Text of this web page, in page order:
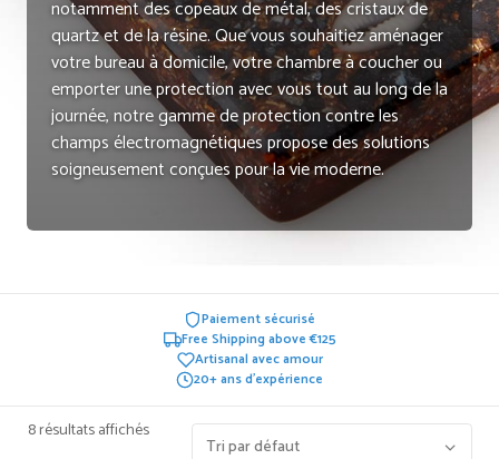
notamment des copeaux de métal, des cristaux de
quartz et de la résine. Que vous souhaitiez aménager
votre bureau à domicile, votre chambre à coucher ou
emporter une protection avec vous tout au long de la
journée, notre gamme de protection contre les
champs électromagnétiques propose des solutions
soigneusement conçues pour la vie moderne.
Paiement sécurisé
Free Shipping above €125
Artisanal avec amour
20+ ans d'expérience
8 résultats affichés